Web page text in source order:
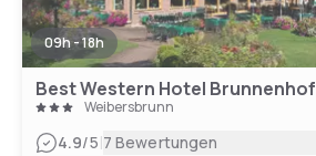
09h - 18h
Best Western Hotel Brunnenhof
Weibersbrunn
4.9/5|7 Bewertungen